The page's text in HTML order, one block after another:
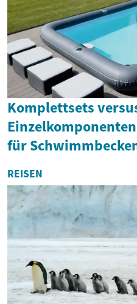
Komplettsets
für
REISEN